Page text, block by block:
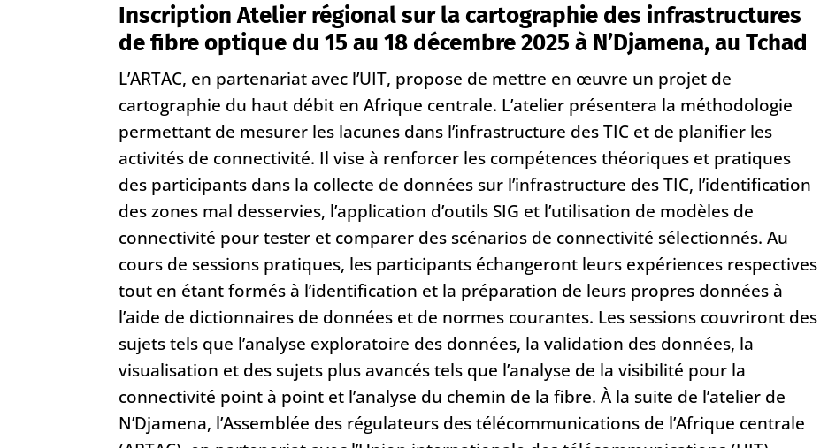
Inscription Atelier régional sur la cartographie des infrastructures
de fibre optique du 15 au 18 décembre 2025 à N’Djamena, au Tchad
L’ARTAC, en partenariat avec l’UIT, propose de mettre en œuvre un projet de
cartographie du haut débit en Afrique centrale. L’atelier présentera la méthodologie
permettant de mesurer les lacunes dans l’infrastructure des TIC et de planifier les
activités de connectivité. Il vise à renforcer les compétences théoriques et pratiques
des participants dans la collecte de données sur l’infrastructure des TIC, l’identification
des zones mal desservies, l’application d’outils SIG et l’utilisation de modèles de
connectivité pour tester et comparer des scénarios de connectivité sélectionnés. Au
cours de sessions pratiques, les participants échangeront leurs expériences respectives
tout en étant formés à l’identification et la préparation de leurs propres données à
l’aide de dictionnaires de données et de normes courantes. Les sessions couvriront des
sujets tels que l’analyse exploratoire des données, la validation des données, la
visualisation et des sujets plus avancés tels que l’analyse de la visibilité pour la
connectivité point à point et l’analyse du chemin de la fibre. À la suite de l’atelier de
N’Djamena, l’Assemblée des régulateurs des télécommunications de l’Afrique centrale